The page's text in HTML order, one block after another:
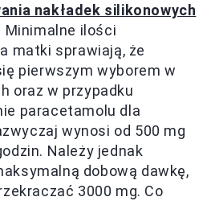
nakładek silikonowych
Minimalne ilości
matki sprawiają, że
pierwszym wyborem w
oraz w przypadku
paracetamolu dla
wynosi od 500 mg
Należy jednak
dobową dawkę,
3000 mg. Co